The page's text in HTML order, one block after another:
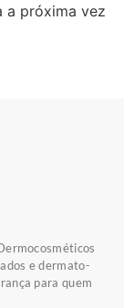
a próxima vez
e dermato-
para quem